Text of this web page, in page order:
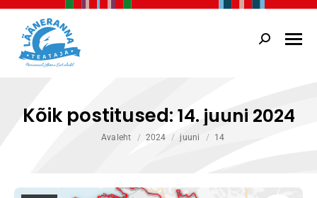
Search:
Kõik postitused: 14. juuni 2024
Avaleht 2024 juuni 14